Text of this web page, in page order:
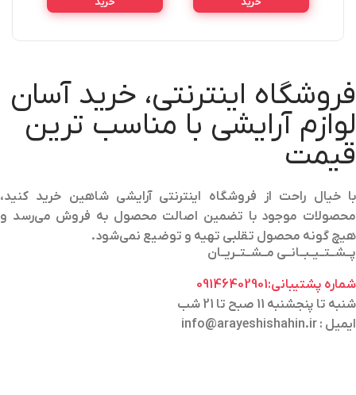
فروشگاه اینترنتی، خرید آسان
لوازم آرایشی با مناسب ترین
قیمت
با خیال راحت از فروشگاه اینترنتی آرایشی شاهین خرید کنید،
محصولات موجود با تضمین اصالت محصول به فروش می‌رسد و
هیچ گونه محصول تقلبی تهیه و توضیع نمی‌شود.
پــشــتــیــبــانــی مــشــتــریــان
شماره پشتیبانی:09146402901
شنبه تا پنجشنبه 11 صبح تا 21 شب
ایمیل : info@arayeshishahin.ir